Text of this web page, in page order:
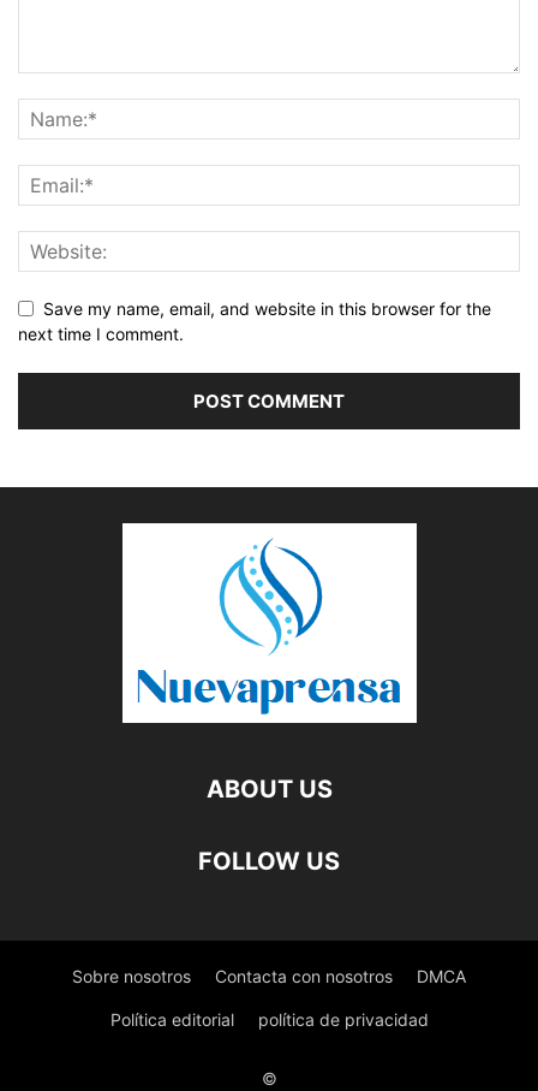
Save my name, email, and website in this browser for the
next time I comment.
ABOUT US
FOLLOW US
Sobre nosotros Contacta con nosotros DMCA
Política editorial política de privacidad
©